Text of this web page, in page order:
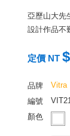
亞歷山大先
設計作品不
這一整套
的遺孀將工
偶，或許就
如果你也喜
參考
定價 NT
品牌
Vitra
編號
顏色